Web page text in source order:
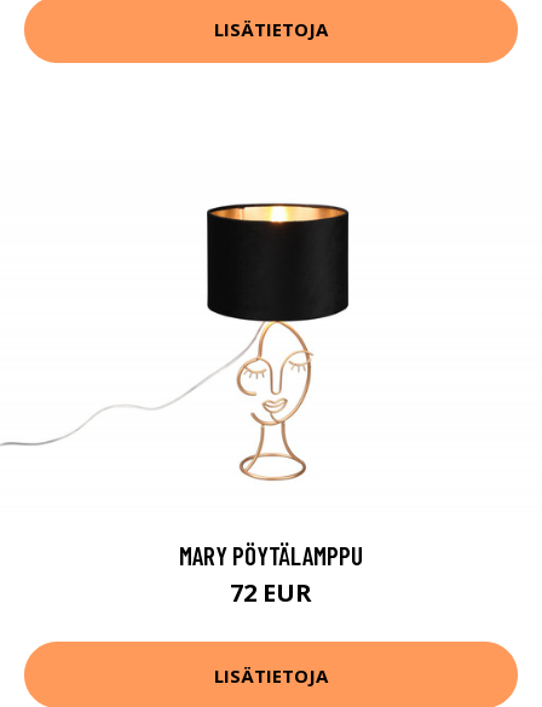
LISÄTIETOJA
MARY PÖYTÄLAMPPU
72 EUR
LISÄTIETOJA